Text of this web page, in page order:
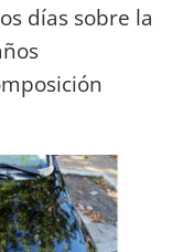
días sobre la